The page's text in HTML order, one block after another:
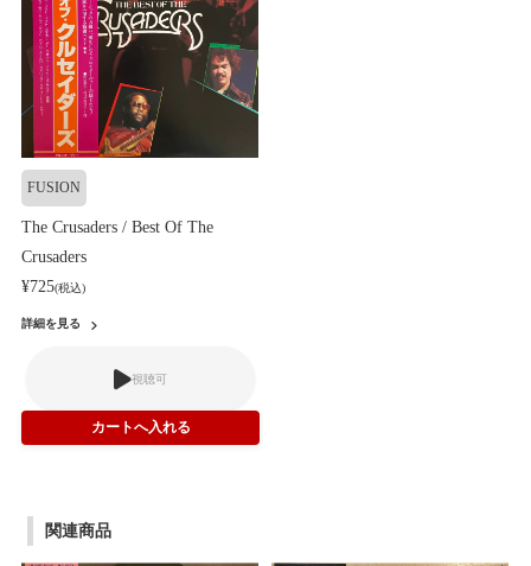
FUSION
The Crusaders / Best Of The
Crusaders
¥725(税込)
詳細を見る
視聴可
関連商品